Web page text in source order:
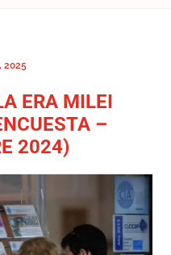
2025
ERA MILEI
–
2024)